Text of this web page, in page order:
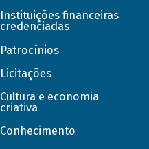
Instituições financeiras
credenciadas
Patrocínios
Licitações
Cultura e economia
criativa
Conhecimento